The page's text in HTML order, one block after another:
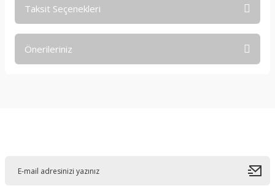
Taksit Seçenekleri
Önerileriniz